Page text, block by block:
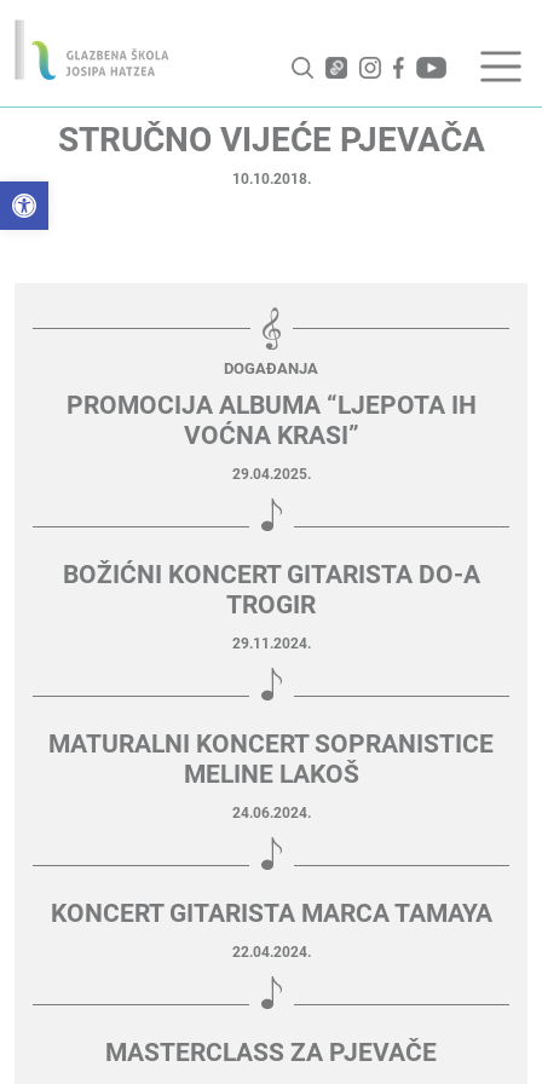
Open toolbar
STRUČNO VIJEĆE PJEVAČA
10.10.2018.
DOGAĐANJA
PROMOCIJA ALBUMA “LJEPOTA IH
VOĆNA KRASI”
29.04.2025.
BOŽIĆNI KONCERT GITARISTA DO-A
TROGIR
29.11.2024.
MATURALNI KONCERT SOPRANISTICE
MELINE LAKOŠ
24.06.2024.
KONCERT GITARISTA MARCA TAMAYA
22.04.2024.
MASTERCLASS ZA PJEVAČE